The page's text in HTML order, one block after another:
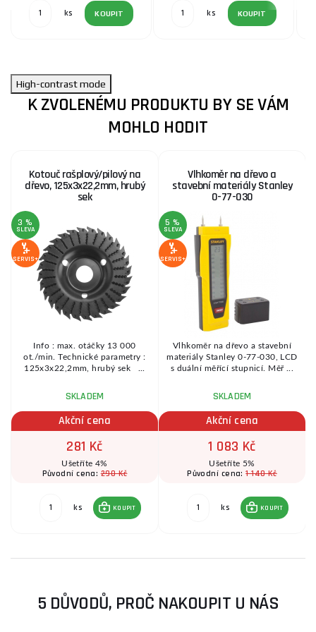
ks KOUPIT ks KOUPIT
High-contrast mode
K ZVOLENÉMU PRODUKTU BY SE VÁM
MOHLO HODIT
Kotouč rašplový/pilový na
dřevo, 125x3x22,2mm, hrubý
sek
3 %
SLEVA
SERVIS+
Info : max. otáčky 13 000
ot./min. Technické parametry :
125x3x22,2mm, hrubý sek ...
SKLADEM
Akční cena
281 Kč
Ušetříte 4%
Původní cena:290 Kč
ks KOUPIT
Vlhkoměr na dřevo a
stavební materiály Stanley
0-77-030
5 %
SLEVA
SERVIS+
Vlhkoměr na dřevo a stavební
materiály Stanley 0-77-030, LCD
s duální měřící stupnicí. Měř ...
SKLADEM
Akční cena
1 083 Kč
Ušetříte 5%
Původní cena:1 140 Kč
ks KOUPIT
5 DŮVODŮ, PROČ NAKOUPIT U NÁS